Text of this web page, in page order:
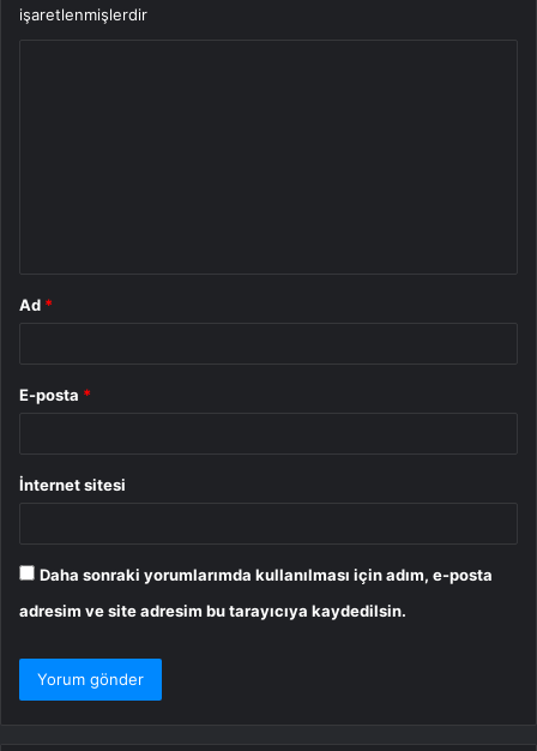
işaretlenmişlerdir
Ad *
E-posta *
İnternet sitesi
Daha sonraki yorumlarımda kullanılması için adım, e-posta
adresim ve site adresim bu tarayıcıya kaydedilsin.